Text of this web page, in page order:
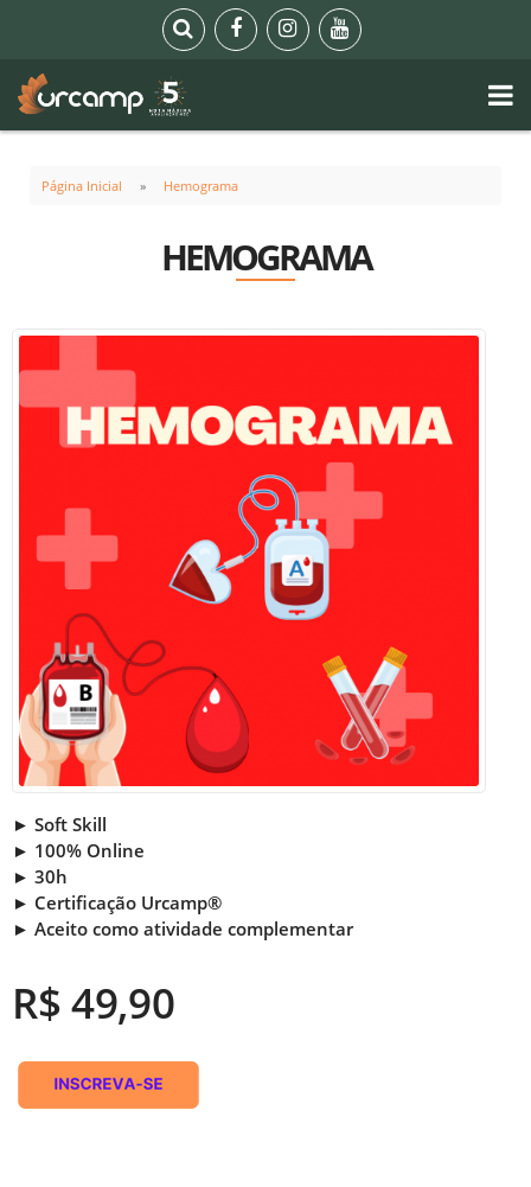
Página Inicial Hemograma
HEMOGRAMA
► Soft Skill
► 100% Online
► 30h
► Certificação Urcamp®
► Aceito como atividade complementar
R$ 49,90